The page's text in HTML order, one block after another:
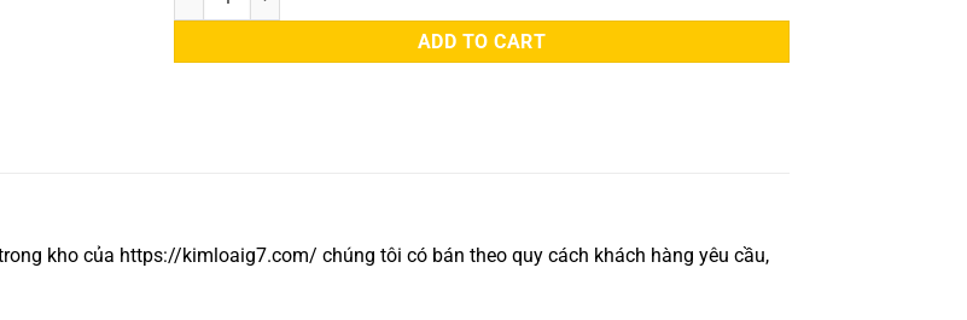
ADD TO CART
kho của https://kimloaig7.com/ chúng tôi có bán theo quy cách khách hàng yêu cầu,